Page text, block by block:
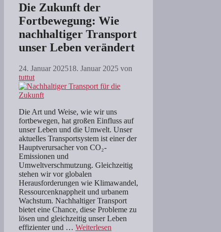
Die Zukunft der
Fortbewegung: Wie
nachhaltiger Transport
unser Leben verändert
24. Januar 202518. Januar 2025 von
tuttut
Die Art und Weise, wie wir uns
fortbewegen, hat großen Einfluss auf
unser Leben und die Umwelt. Unser
aktuelles Transportsystem ist einer der
Hauptverursacher von CO₂-
Emissionen und
Umweltverschmutzung. Gleichzeitig
stehen wir vor globalen
Herausforderungen wie Klimawandel,
Ressourcenknappheit und urbanem
Wachstum. Nachhaltiger Transport
bietet eine Chance, diese Probleme zu
lösen und gleichzeitig unser Leben
effizienter und … Weiterlesen